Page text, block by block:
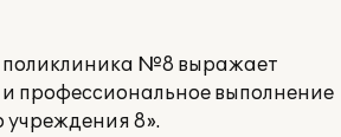
поликлиника №8 выражает
профессиональное выполнение
8».